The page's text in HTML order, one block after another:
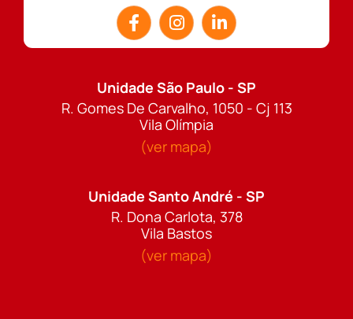
Unidade São Paulo - SP
R. Gomes De Carvalho, 1050 - Cj 113
Vila Olímpia
(ver mapa)
Unidade Santo André - SP
R. Dona Carlota, 378
Vila Bastos
(ver mapa)